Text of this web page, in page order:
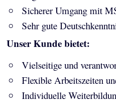
Sicherer Umgang mit
Sehr gute
Unser Kunde bietet:
Vielseitige und
Flexible Arbeitszeiten
Individuelle